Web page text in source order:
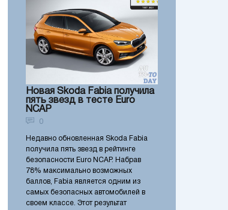
Новая Skoda Fabia получила
пять звезд в тесте Euro
NCAP
0
Недавно обновленная Skoda Fabia
получила пять звезд в рейтинге
безопасности Euro NCAP. Набрав
78% максимально возможных
баллов, Fabia является одним из
самых безопасных автомобилей в
своем классе. Этот результат